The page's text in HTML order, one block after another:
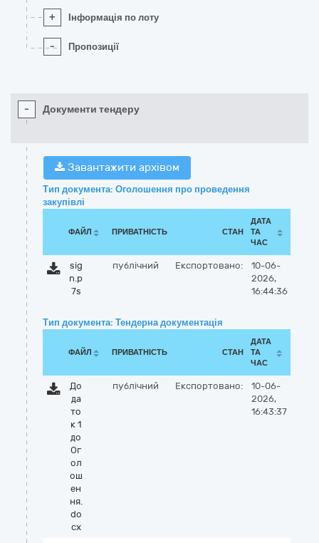
+ Інформація по лоту
- Пропозиції
- Документи тендеру
Завантажити архівом
Тип документа: Оголошення про проведення
закупівлі
ФАЙЛ ПРИВАТНІСТЬ СТАН
ДАТА
ТА
ЧАС
sig
n.p
7s
публічний Експортовано:
10-06-
2026,
16:44:36
Тип документа: Тендерна документація
ФАЙЛ ПРИВАТНІСТЬ СТАН
ДАТА
ТА
ЧАС
До
да
то
к 1
до
Ог
ол
ош
ен
ня.
do
cx
публічний Експортовано:
10-06-
2026,
16:43:37